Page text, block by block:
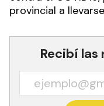
provincial a
Recibí